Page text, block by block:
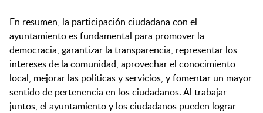
En resumen, la participación ciudadana con el
ayuntamiento es fundamental para promover la
democracia, garantizar la transparencia, representar los
intereses de la comunidad, aprovechar el conocimiento
local, mejorar las políticas y servicios, y fomentar un mayor
sentido de pertenencia en los ciudadanos. Al trabajar
juntos, el ayuntamiento y los ciudadanos pueden lograr